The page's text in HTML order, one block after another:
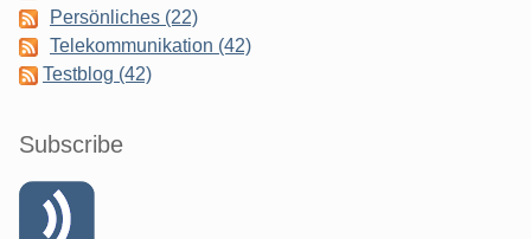
Persönliches (22)
Telekommunikation (42)
Testblog (42)
Subscribe